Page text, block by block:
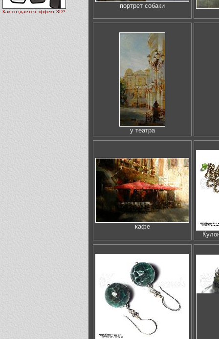
Как создаётся эффект 3D?
портрет собаки
у театра
кафе